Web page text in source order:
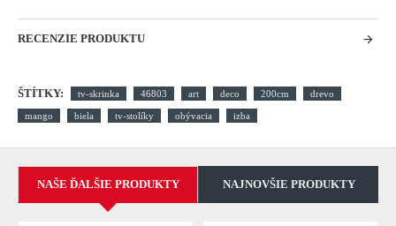
RECENZIE PRODUKTU
ŠTÍTKY: tv-skrinka 46803 art deco 200cm drevo
mango biela tv-stolíky obývacia izba
NAŠE ĎALŠIE PRODUKTY NAJNOVŠIE PRODUKTY